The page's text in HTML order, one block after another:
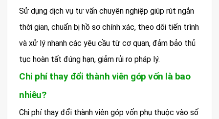
Sử dụng dịch vụ tư vấn chuyên nghiệp giúp rút ngắn
thời gian, chuẩn bị hồ sơ chính xác, theo dõi tiến trình
và xử lý nhanh các yêu cầu từ cơ quan, đảm bảo thủ
tục hoàn tất đúng hạn, giảm rủi ro pháp lý.
Chi phí thay đổi thành viên góp vốn là bao
nhiêu?
Chi phí thay đổi thành viên góp vốn phụ thuộc vào số